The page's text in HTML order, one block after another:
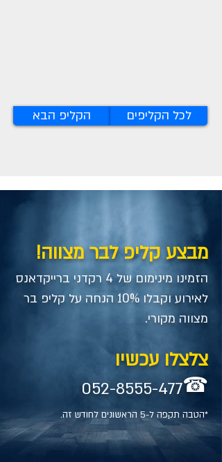
הקליפ הבא לכל הקליפים
מבצע קליפ לבר מצווה!
הזמינו מינימום של 4 רקדני ברייקדאנס
לאירוע וקבלו 10% הנחה על קליפ בר
מצווה מקורי.
צלצלו עכשיו
052-8555-477☎
*הטבה תקפה ל-5 הראשונים לחודש זה.